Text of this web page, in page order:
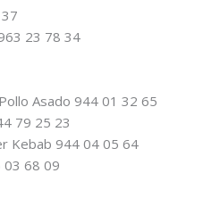
23 78 34
Asado 944 01 32 65
79 25 23
Kebab 944 04 05 64
03 68 09